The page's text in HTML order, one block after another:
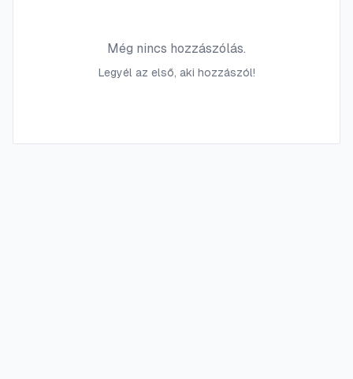
Még nincs hozzászólás.
Legyél az első, aki hozzászól!